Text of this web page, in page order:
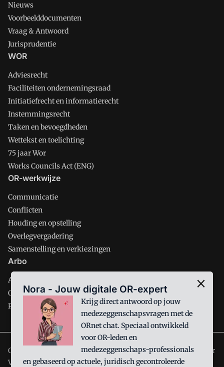
Nieuws
Voorbeelddocumenten
Vraag & Antwoord
Jurisprudentie
WOR
Adviesrecht
Faciliteiten ondernemingsraad
Initiatiefrecht en informatierecht
Instemmingsrecht
Taken en bevoegdheden
Wettekst en toelichting
75 jaar Wor
Works Councils Act (ENG)
OR-werkwijze
Communicatie
Conflicten
Houding en opstelling
Overlegvergadering
Samenstelling en verkiezingen
Arbo
Arbobeleid
Ondernemingsbeleid
Personeelsbeleid
ORnet is onderdeel van VMN media. Lees inons manifest
waar
VMN media voor staat. Op gebruik van deze site zijn de
Nora - Jouw digitale OR-expert
Krijg direct antwoord op jouw
medezeggenschapsvragen met de
ORnet chat. Speciaal ontwikkeld
voor OR-leden en
medezeggenschaps-professionals
en gebaseerd op actuele, juridisch gecontroleerde